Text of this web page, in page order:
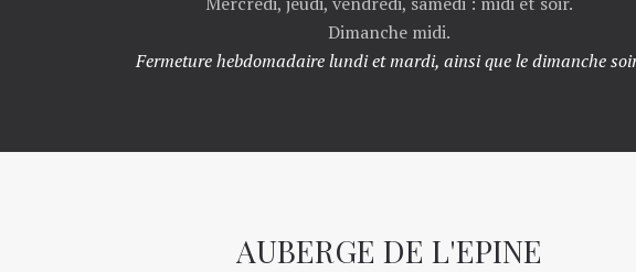
Dimanche midi.
Fermeture hebdomadaire lundi et mardi, ainsi que le dimanche
AUBERGE DE L'EPINE